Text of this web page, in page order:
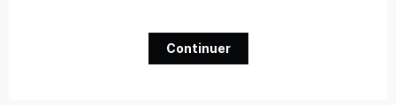
Continuer